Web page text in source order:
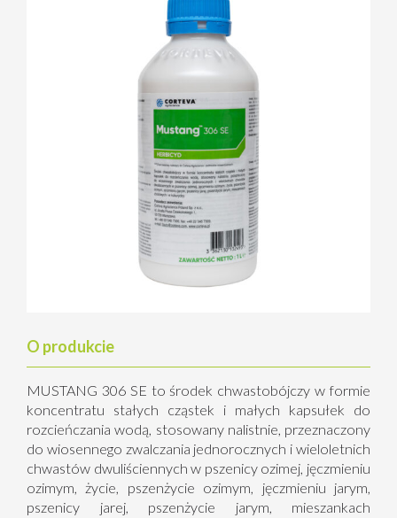
O produkcie
MUSTANG 306 SE to środek chwastobójczy w formie
koncentratu stałych cząstek i małych kapsułek do
rozcieńczania wodą, stosowany nalistnie, przeznaczony
do wiosennego zwalczania jednorocznych i wieloletnich
chwastów dwuliściennych w pszenicy ozimej, jęczmieniu
ozimym, życie, pszenżycie ozimym, jęczmieniu jarym,
pszenicy jarej, pszenżycie jarym, mieszankach